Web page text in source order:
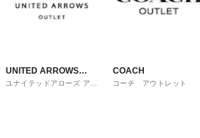
UNITED ARROWS
OUTLET
ユナイテッドアローズ アウ
COACH
コーチ アウトレット